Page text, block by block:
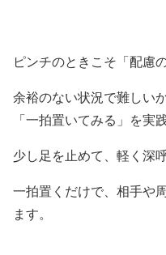
ピンチのときこそ「配慮
余裕のない状況で難しい
「一拍置いてみる」を実
少し足を止めて、軽く深
一拍置くだけで、相手や
ます。